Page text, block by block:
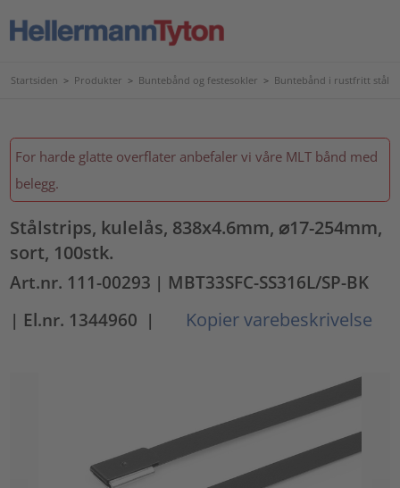
Startsiden > Produkter > Buntebånd og festesokler > Buntebånd i rustfritt stål
For harde glatte overflater anbefaler vi våre MLT bånd med
belegg.
Stålstrips, kulelås, 838x4.6mm, ⌀17-254mm,
sort, 100stk.
Art.nr. 111-00293 | MBT33SFC-SS316L/SP-BK
| El.nr. 1344960 | Kopier varebeskrivelse